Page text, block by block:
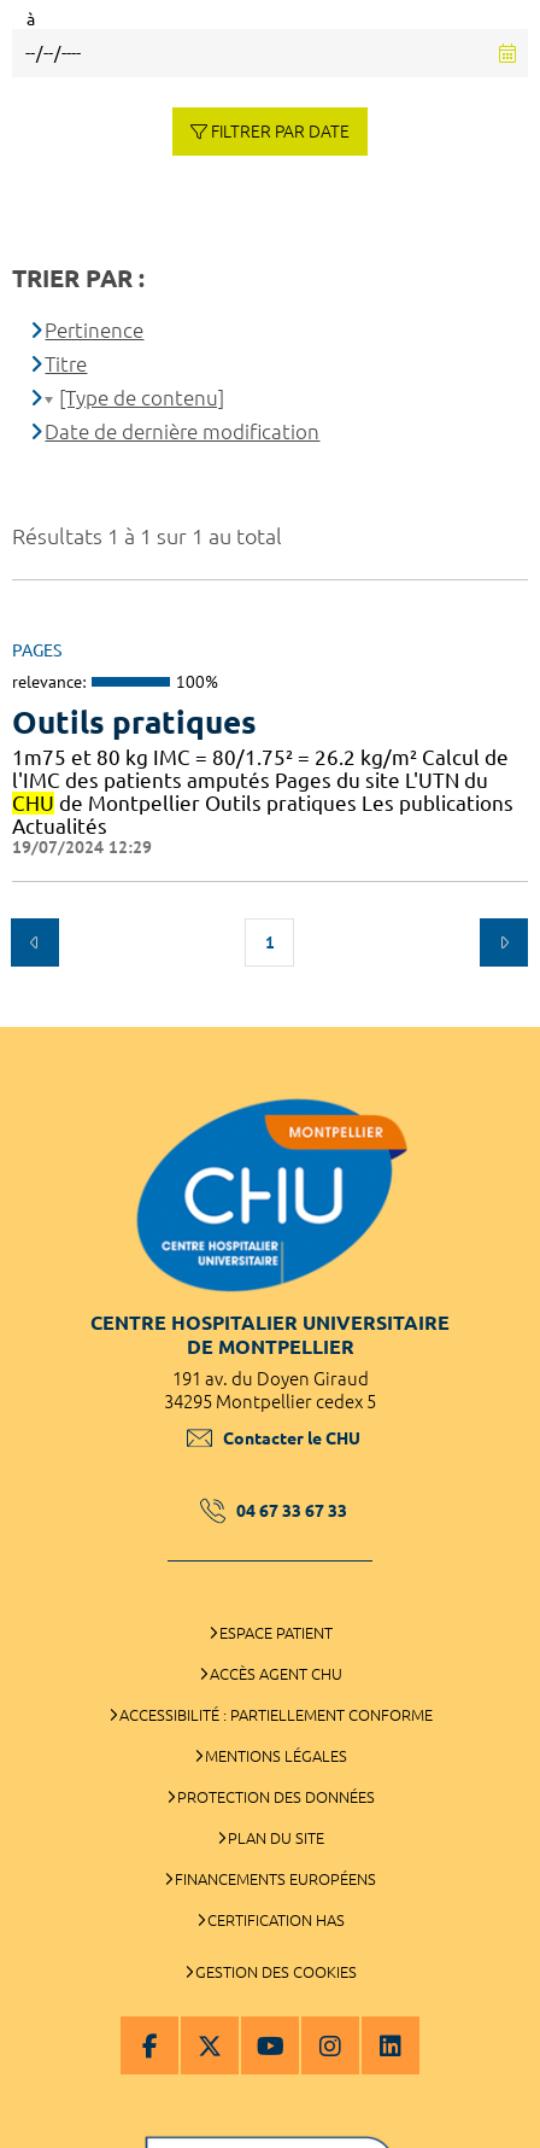
Résultats 1 à 1 sur 1 au total
PAGES
relevance: 100%
Outils pratiques
1m75 et 80 kg IMC = 80/1.75² = 26.2 kg/m² Calcul de
l'IMC des patients amputés Pages du site L'UTN du
CHU de Montpellier Outils pratiques Les publications
Actualités
19/07/2024 12:29
1
à
FILTRER PAR DATE
TRIER PAR :
Pertinence
Titre
[Type de contenu]
Date de dernière modification
CENTRE HOSPITALIER UNIVERSITAIRE
DE MONTPELLIER
191 av. du Doyen Giraud
34295 Montpellier cedex 5
Contacter le CHU
04 67 33 67 33
ESPACE PATIENT
ACCÈS AGENT CHU
ACCESSIBILITÉ : PARTIELLEMENT CONFORME
MENTIONS LÉGALES
PROTECTION DES DONNÉES
PLAN DU SITE
FINANCEMENTS EUROPÉENS
CERTIFICATION HAS
GESTION DES COOKIES